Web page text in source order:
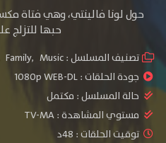
حول لونا فالينتي، وهي فتاة
حبها للتزلج
تصنيف المسلسل : Family, Music
جودة الحلقات :1080p WEB-DL
حالة المسلسل : مكتمل
مستوي المشاهدة :TV-MA
توقيت الحلقات : 48د